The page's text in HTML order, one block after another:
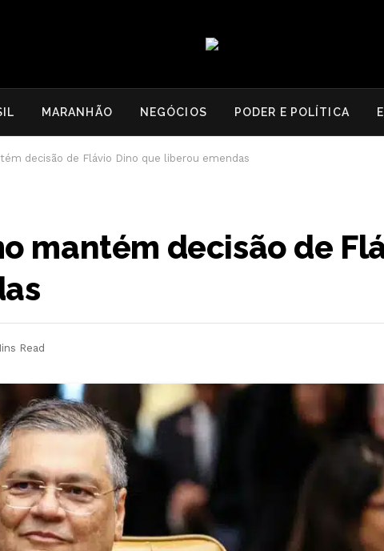
MARANHÃO NEGÓCIOS PODER E POLÍTICA
decisão de Flávio Dino que liberou emendas
mantém decisão de
Read